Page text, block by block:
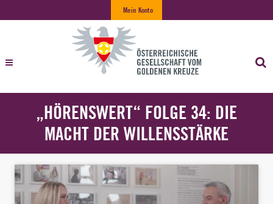
Mein Konto
„HÖRENSWERT“ FOLGE 34: DIE
MACHT DER WILLENSSTÄRKE